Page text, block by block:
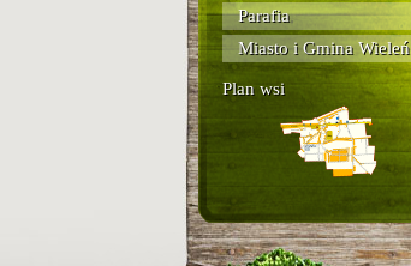
Parafia
Miasto i Gmina Wieleń
Plan wsi